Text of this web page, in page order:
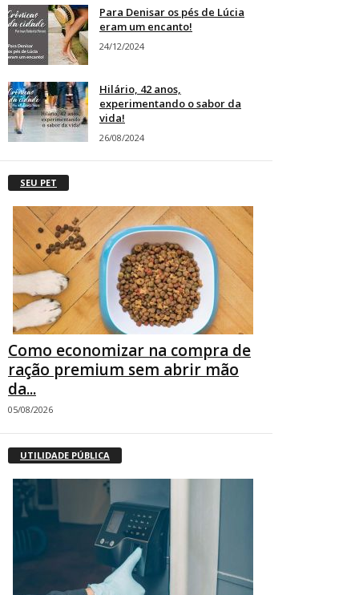
Para Denisar os pés de Lúcia
eram um encanto!
24/12/2024
Hilário, 42 anos,
experimentando o sabor da
vida!
26/08/2024
SEU PET
Como economizar na compra de
ração premium sem abrir mão
da...
05/08/2026
UTILIDADE PÚBLICA